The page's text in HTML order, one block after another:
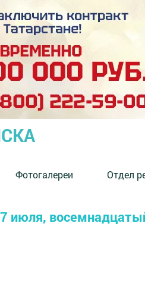
Фотогалереи Отдел
июля,